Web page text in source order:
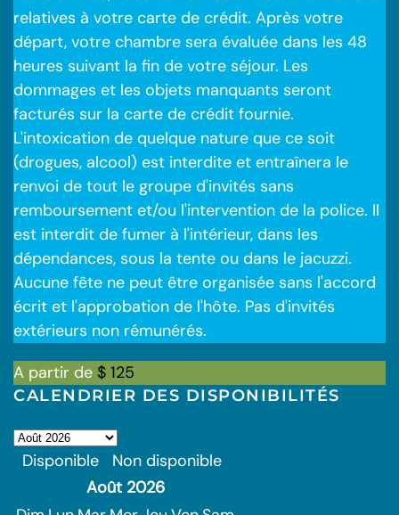
relatives à votre carte de crédit. Après votre
départ, votre chambre sera évaluée dans les 48
heures suivant la fin de votre séjour. Les
dommages et les objets manquants seront
facturés sur la carte de crédit fournie.
L'intoxication de quelque nature que ce soit
(drogues, alcool) est interdite et entraînera le
renvoi de tout le groupe d'invités sans
remboursement et/ou l'intervention de la police. Il
est interdit de fumer à l'intérieur, dans les
dépendances, sous la tente ou dans le jacuzzi.
Aucune fête ne peut être organisée sans l'accord
écrit et l'approbation de l'hôte. Pas d'invités
extérieurs non rémunérés.
A partir de $ 125
CALENDRIER DES DISPONIBILITÉS
Disponible
Non disponible
Août 2026